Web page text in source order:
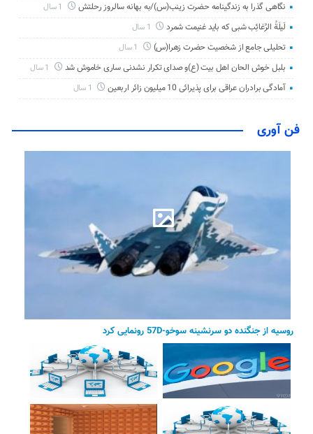
نگاهی گذرا به زندگینامه حضرت زینب(س)/به بهانه سالروز رحلتش
لَیلَةُ الرَّغائِب شبی که باید غنیمت شمرد
تحلیلی جامع از شخصیت حضرت زهرا(س)
بلبل خوش الحان اهل بیت (ع)و صدای تکرار نشدنی ساری خاموش شد
آمادگی برادران عراقی برای پذیرائی 10 میلیون زائر اربعین
فن آوری
روسیه از جنگنده دو سرنشینه سوخو-57D رونمایی کرد